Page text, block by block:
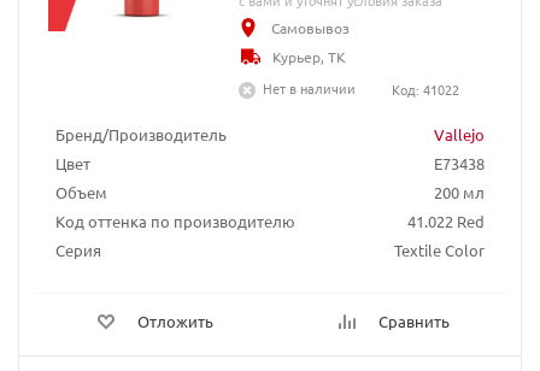
Бренд/Производитель
Vallejo
Цвет
E73438
Объем
200 мл
Код оттенка по производителю
41.022 Red
Серия
Textile Color
Отложить Сравнить
Самовывоз
Курьер, ТК
Нет в наличии
Код: 41022